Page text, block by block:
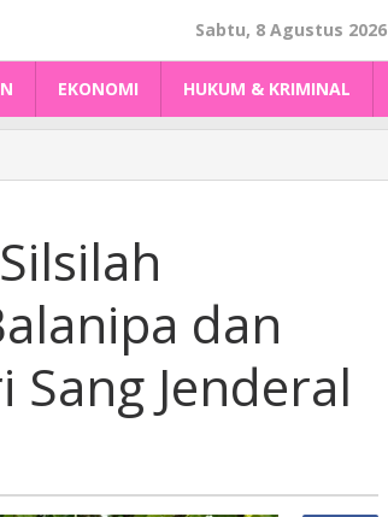
Sabtu, 8 Agustus 2026
EKONOMI HUKUM & KRIMINAL
dan
Jenderal